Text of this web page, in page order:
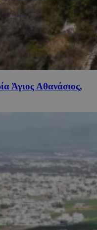
Άγιος Αθανάσιος,